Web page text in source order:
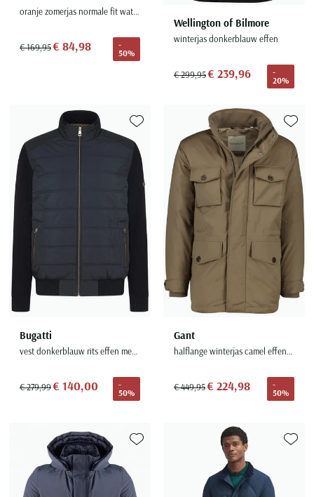
oranje zomerjas normale fit waterafstotend
€ 169,95€ 84,98
-
50%
Wellington of Bilmore
winterjas donkerblauw effen
€ 299,95€ 239,96
-
20%
Bugatti
vest donkerblauw rits effen met capuchon wijde fit
€ 279,99€ 140,00
-
50%
Toevoegen aan favorieten
Gant
halflange winterjas camel effen rits + knoop normale fit
€ 449,95€ 224,98
-
50%
Toevoegen aan favorieten